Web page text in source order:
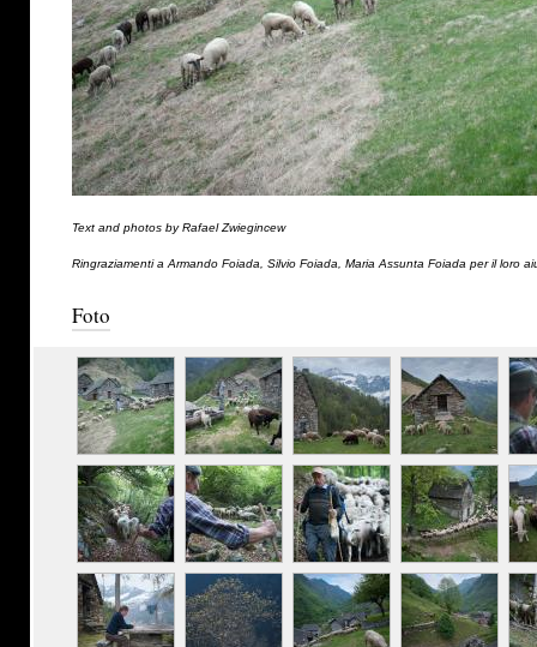
Text and photos by Rafael Zwiegincew
Ringraziamenti a Armando Foiada, Silvio Foiada, Maria Assunta Foiada per il loro
Foto